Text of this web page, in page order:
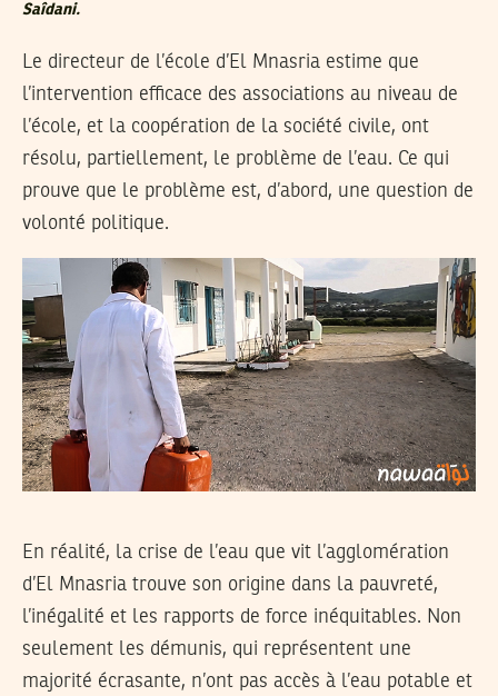
Saîdani.
Le directeur de l’école d’El Mnasria estime que
l’intervention efficace des associations au niveau de
l’école, et la coopération de la société civile, ont
résolu, partiellement, le problème de l’eau. Ce qui
prouve que le problème est, d’abord, une question de
volonté politique.
En réalité, la crise de l’eau que vit l’agglomération
d’El Mnasria trouve son origine dans la pauvreté,
l’inégalité et les rapports de force inéquitables. Non
seulement les démunis, qui représentent une
majorité écrasante, n’ont pas accès à l’eau potable et